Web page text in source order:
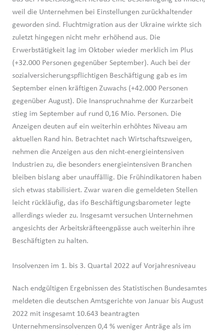
weil die Unternehmen bei Einstellungen zurückhaltender
geworden sind. Fluchtmigration aus der Ukraine wirkte sich
zuletzt hingegen nicht mehr erhöhend aus. Die
Erwerbstätigkeit lag im Oktober wieder merklich im Plus
(+32.000 Personen gegenüber September). Auch bei der
sozialversicherungspflichtigen Beschäftigung gab es im
September einen kräftigen Zuwachs (+42.000 Personen
gegenüber August). Die Inanspruchnahme der Kurzarbeit
stieg im September auf rund 0,16 Mio. Personen. Die
Anzeigen deuten auf ein weiterhin erhöhtes Niveau am
aktuellen Rand hin. Betrachtet nach Wirtschaftszweigen,
nehmen die Anzeigen aus den nicht-energieintensiven
Industrien zu, die besonders energieintensiven Branchen
bleiben bislang aber unauffällig. Die Frühindikatoren haben
sich etwas stabilisiert. Zwar waren die gemeldeten Stellen
leicht rückläufig, das ifo Beschäftigungsbarometer legte
allerdings wieder zu. Insgesamt versuchen Unternehmen
angesichts der Arbeitskräfteengpässe auch weiterhin ihre
Beschäftigten zu halten.
Insolvenzen im 1. bis 3. Quartal 2022 auf Vorjahresniveau
Nach endgültigen Ergebnissen des Statistischen Bundesamtes
meldeten die deutschen Amtsgerichte von Januar bis August
2022 mit insgesamt 10.643 beantragten
Unternehmensinsolvenzen 0,4 % weniger Anträge als im